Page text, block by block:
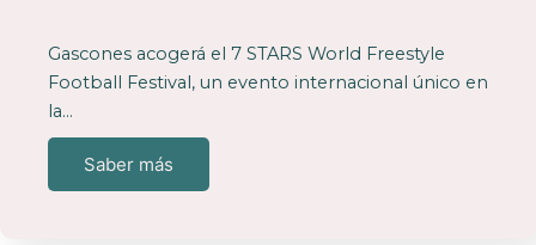
Gascones acogerá el 7 STARS World Freestyle
Football Festival, un evento internacional único en
la…
Saber más